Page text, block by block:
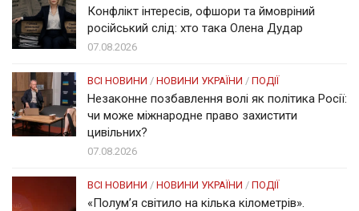
Конфлікт інтересів, офшори та ймовріний
російський слід: хто така Олена Дудар
07.08.2026
ВСІ НОВИНИ / НОВИНИ УКРАЇНИ / ПОДІЇ
Незаконне позбавлення волі як політика Росії:
чи може міжнародне право захистити
цивільних?
07.08.2026
ВСІ НОВИНИ / НОВИНИ УКРАЇНИ / ПОДІЇ
«Полум’я світило на кілька кілометрів».